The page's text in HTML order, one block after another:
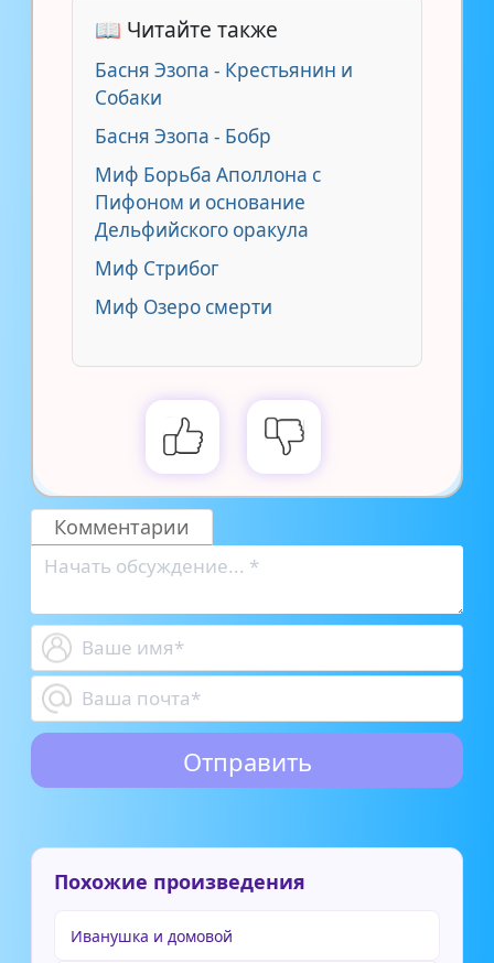
📖 Читайте также
Басня Эзопа - Крестьянин и
Собаки
Басня Эзопа - Бобр
Миф Борьба Аполлона с
Пифоном и основание
Дельфийского оракула
Миф Стрибог
Миф Озеро смерти
Комментарии
Похожие произведения
Иванушка и домовой